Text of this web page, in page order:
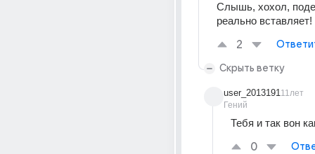
Слышь, хохол,
реально вставляет!
2
Скрыть ветку
user_2013191
Гений
11лет
Тебя и так вон
0